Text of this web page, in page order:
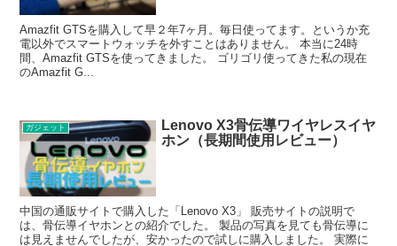
Amazfit GTSを購入して早２年7ヶ月。毎日使ってます。というか充
電以外でスマートウォッチを外すことはありません。 本当に24時
間、Amazfit GTSを使ってきました。 ゴリゴリ使ってきた私の現在
のAmazfit G...
ガジェット
Lenovo X3骨伝導ワイヤレスイヤ
ホン（長期間使用レビュー）
中国の通販サイトで購入した「Lenovo X3」 販売サイトの説明で
は、骨伝導イヤホンとの紹介でした。 製品の写真を見ても骨伝導に
は見えませんでしたが、安かったので試しに購入しました。 実際に